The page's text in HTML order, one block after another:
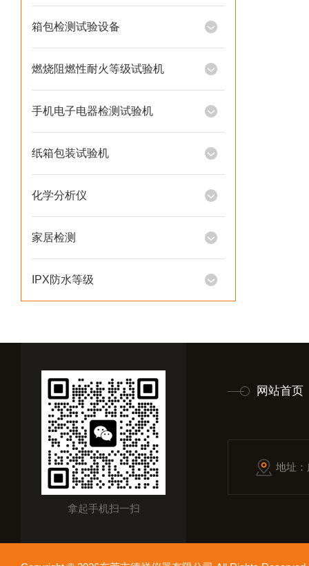
箱包检测试验设备
燃烧阻燃性耐火等级试验机
手机电子电器检测试验机
纸箱包装试验机
化学分析仪
家居检测
IPX防水等级
拿起手机扫一扫
网站首页
地址